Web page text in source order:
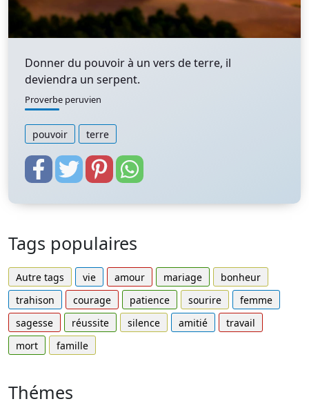
Donner du pouvoir à un vers de terre, il
deviendra un serpent.
Proverbe peruvien
pouvoir terre
Tags populaires
Autre tags vie amour mariage
bonheur
trahison
courage patience sourire
femme
sagesse
réussite silence amitié
travail
mort
famille
Thémes